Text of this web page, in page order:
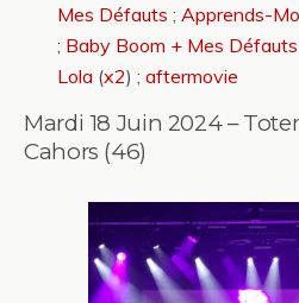
Mes Défauts ; Apprends-
; Baby Boom + Mes
Lola (x2) ;aftermovie
Mardi 18 Juin 2024 –
Cahors (46)